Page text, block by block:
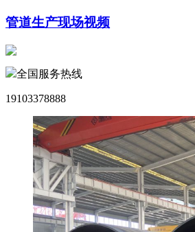
管道生产现场视频
全国服务热线
19103378888